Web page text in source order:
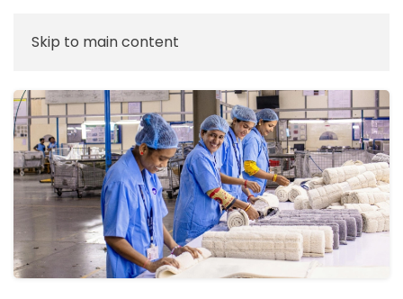
Skip to main content